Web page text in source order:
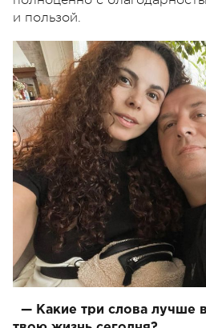
и пользой.
— Какие три слова лучше